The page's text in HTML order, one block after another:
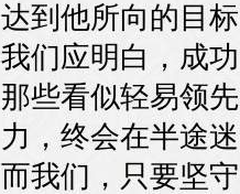
达到他所向的目
我们应明白，成
那些看似轻易领
力，终会在半途
而我们，只要坚